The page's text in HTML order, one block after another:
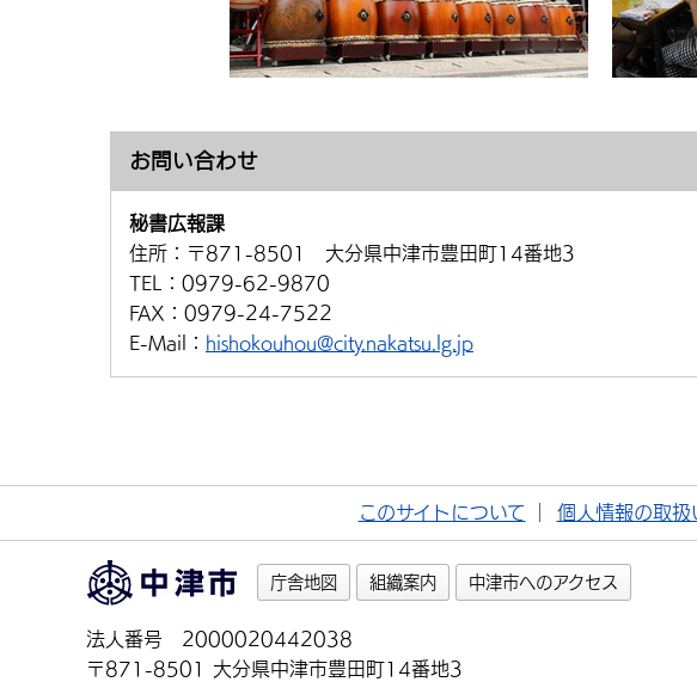
お問い合わせ
秘書広報課
住所： 〒871-8501 大分県中津市豊田町14番地3
TEL： 0979-62-9870
FAX： 0979-24-7522
E-Mail： hishokouhou@city.nakatsu.lg.jp
このサイトについて 個人情報の取扱
庁舎地図 組織案内 中津市へのアクセス
法人番号 2000020442038
〒871-8501 大分県中津市豊田町14番地3